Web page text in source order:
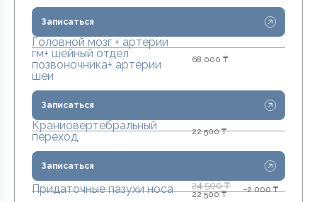
Записаться
Головной мозг + артерии
гм+ шейный отдел
позвоночника+ артерии
шеи
68 000 ₸
Записаться
Краниовертебральный
переход
22 500 ₸
Записаться
Придаточные пазухи носа 24 500 ₸
22 500 ₸ −2 000 ₸